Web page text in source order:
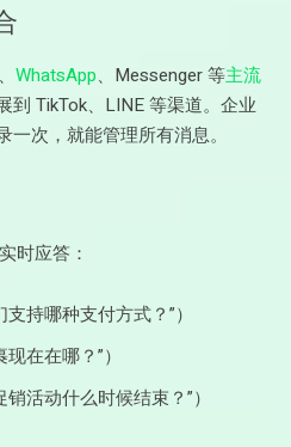
WhatsApp、Messenger 等主流
到 TikTok、LINE 等渠道。企业
次，就能管理所有消息。
时应答：
持哪种支付方式？”）
在在哪？”）
活动什么时候结束？”）